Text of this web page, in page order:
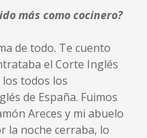
más como cocinero?
de todo. Te cuento
el Corte Inglés
todos los
de España. Fuimos
Areces y mi abuelo
la noche cerraba, lo